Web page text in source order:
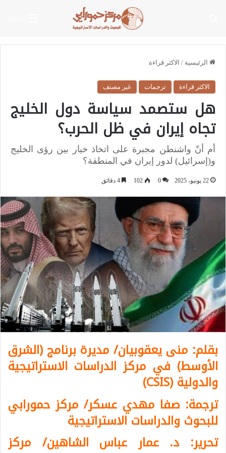
الرئيسية / الاكثر قراءة
الاكثر قراءة ترجمات غير مصنف
هل ستصمد سياسة دول الخليج
تجاه إيران في ظل الحرب؟
أم أنّ واشنطن مجبرة على اتخاذ خيار بين رؤى الخليج
و(إسرائيل) لدور إيران في المنطقة؟
22 يونيو، 2025 0
102
بقلم: منى يعقوبيان/ مديرة برنامج (الشرق
الأوسط) في مركز الدراسات الاستراتيجية
والدولية (CSIS)
ترجمة: صفا مهدي عسكر/ مركز حمورابي
للبحوث والدراسات الاستراتيجية
تحرير: د. عمار عباس الشاهين/ مركز